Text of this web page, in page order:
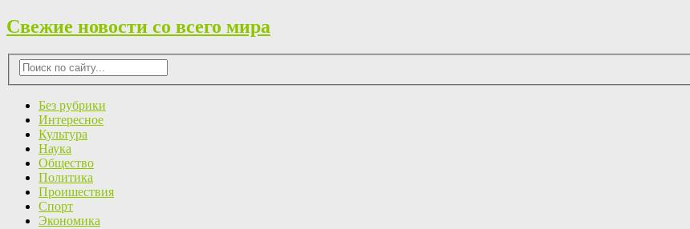
Свежие новости со всего мира
Без рубрики
Интересное
Культура
Наука
Общество
Политика
Проишествия
Спорт
Экономика